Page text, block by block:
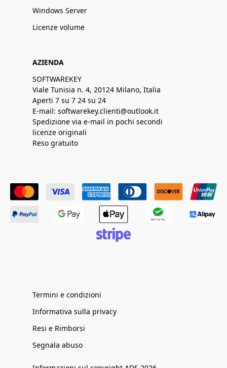
Windows Server
Licenze volume
AZIENDA
SOFTWAREKEY
Viale Tunisia n. 4, 20124 Milano, Italia
Aperti 7 su 7 24 su 24
E-mail: softwarekey.clienti@outlook.it
Spedizione via e-mail in pochi secondi
licenze originali
Reso gratuito
Termini e condizioni
Informativa sulla privacy
Resi e Rimborsi
Segnala abuso